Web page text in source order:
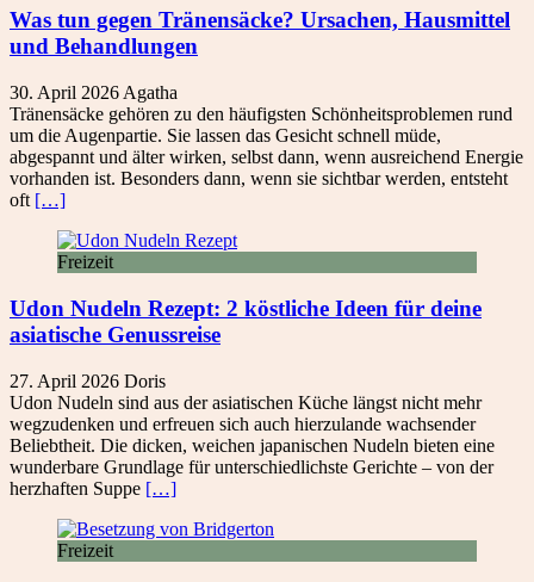
Was tun gegen Tränensäcke? Ursachen, Hausmittel
und Behandlungen
30. April 2026 Agatha
Tränensäcke gehören zu den häufigsten Schönheitsproblemen rund
um die Augenpartie. Sie lassen das Gesicht schnell müde,
abgespannt und älter wirken, selbst dann, wenn ausreichend Energie
vorhanden ist. Besonders dann, wenn sie sichtbar werden, entsteht
oft […]
Freizeit
Udon Nudeln Rezept: 2 köstliche Ideen für deine
asiatische Genussreise
27. April 2026 Doris
Udon Nudeln sind aus der asiatischen Küche längst nicht mehr
wegzudenken und erfreuen sich auch hierzulande wachsender
Beliebtheit. Die dicken, weichen japanischen Nudeln bieten eine
wunderbare Grundlage für unterschiedlichste Gerichte – von der
herzhaften Suppe […]
Freizeit